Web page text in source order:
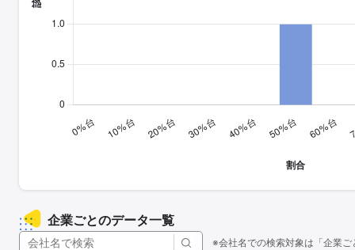
企業ごとのデータ一覧
※会社名での検索対象は「企業